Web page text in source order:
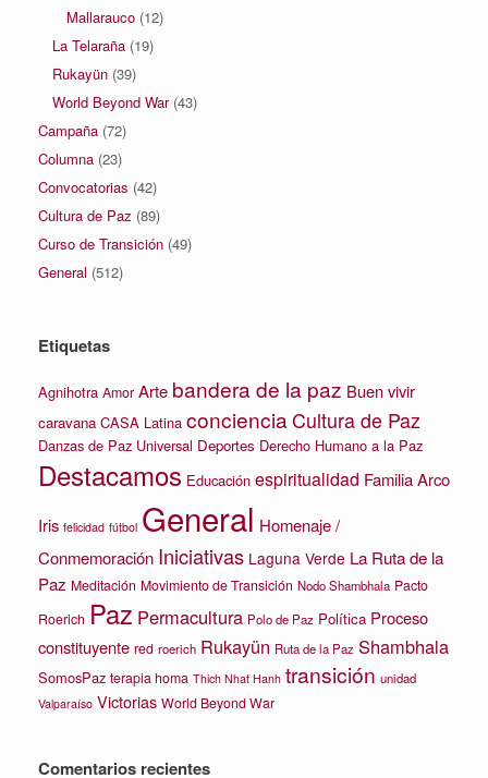
Mallarauco (12)
La Telaraña (19)
Rukayün (39)
World Beyond War(43)
Campaña (72)
Columna (23)
Convocatorias (42)
Cultura de Paz (89)
Curso de Transición (49)
General (512)
Etiquetas
Agnihotra Amor Arte bandera de la paz Buen vivir
caravana CASA Latina concienciaCultura de Paz
Danzas de Paz Universal Deportes Derecho Humano a la Paz
Destacamos Educación espiritualidad Familia Arco
Iris felicidad fútbol General Homenaje /
Conmemoración Iniciativas Laguna Verde La Ruta de la
Paz Meditación Movimiento de Transición Nodo Shambhala Pacto
Roerich Paz Permacultura Polo de Paz Política Proceso
constituyente red roerich Rukayün Ruta de la Paz Shambhala
SomosPaz terapia homa Thich Nhat Hanh transición unidad
Valparaíso Victorias World Beyond War
Comentarios recientes